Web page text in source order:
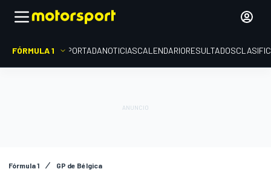
FÓRMULA 1 PORTADANOTICIASCALENDARIORESULTADOS
Fórmula 1 GP de Bélgica